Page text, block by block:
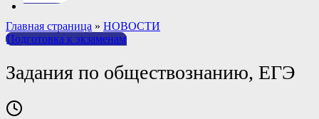
Главная страница » НОВОСТИ
Подготовка к экзаменам
Задания по обществознанию, ЕГЭ